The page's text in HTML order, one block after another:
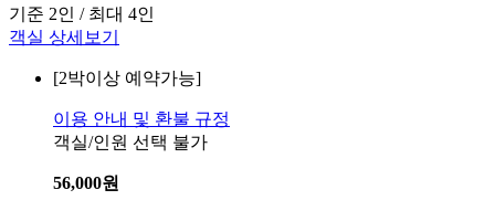
기준 2인 / 최대 4인
객실 상세보기
[2박이상 예약가능]
이용 안내 및 환불 규정
객실/인원 선택 불가
56,000원